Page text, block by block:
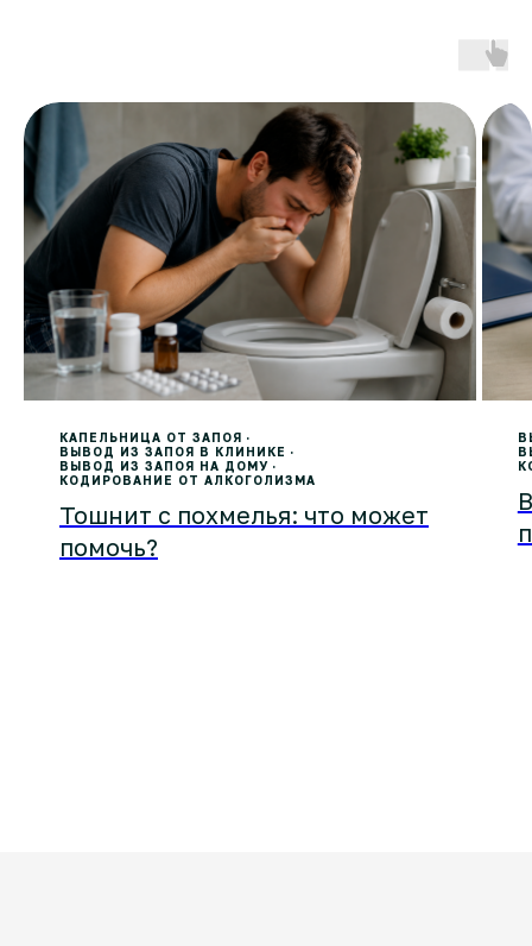
КАПЕЛЬНИЦА ОТ ЗАПОЯ
ВЫВОД ИЗ ЗАПОЯ В КЛИНИКЕ
ВЫВОД ИЗ ЗАПОЯ НА ДОМУ
КОДИРОВАНИЕ ОТ АЛКОГОЛИЗМА
Тошнит с похмелья: что может
помочь?